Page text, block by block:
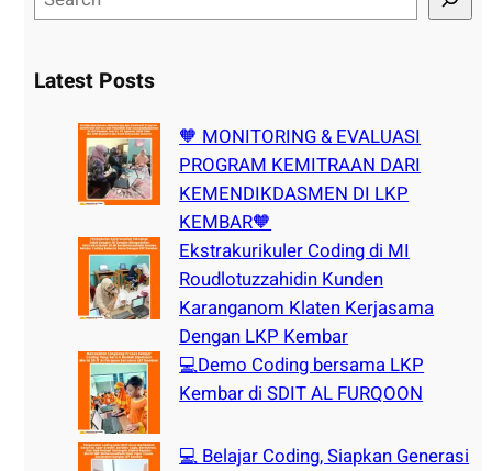
e
rLatest Posts
🧡 MONITORING & EVALUASI
PROGRAM KEMITRAAN DARI
KEMENDIKDASMEN DI LKP
KEMBAR🧡
Ekstrakurikuler Coding di MI
Roudlotuzzahidin Kunden
Karanganom Klaten Kerjasama
Dengan LKP Kembar
💻Demo Coding bersama LKP
Kembar di SDIT AL FURQOON
💻 Belajar Coding, Siapkan Generasi